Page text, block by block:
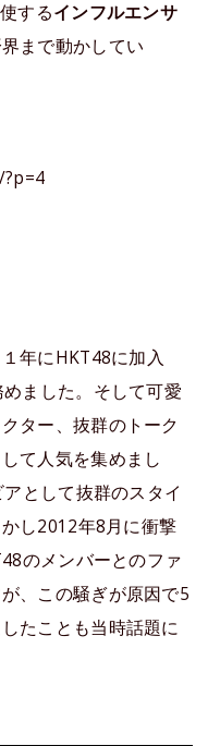
するインフルエンサ
界まで動かしてい
年にHKT48に加入
ました。そして可愛
ター、抜群のトーク
て人気を集めまし
として抜群のスタイ
し2012年8月に衝撃
のメンバーとのファ
、この騒ぎが原因で5
たことも当時話題に